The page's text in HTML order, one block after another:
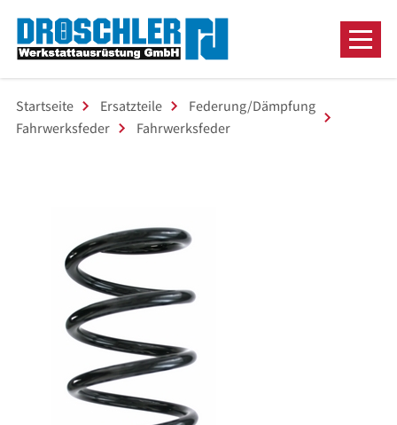
Startseite Ersatzteile
Federung/Dämpfung
Fahrwerksfeder
Fahrwerksfeder